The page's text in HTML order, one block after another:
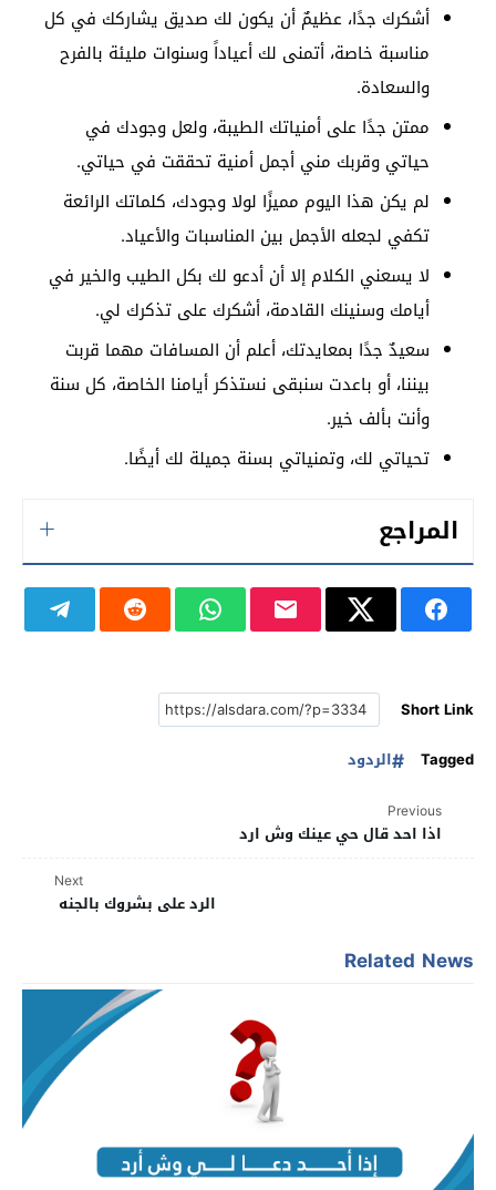
أشكرك جدًا، عظيمٌ أن يكون لك صديق يشاركك في كل
مناسبة خاصة، أتمنى لك أعياداً وسنوات مليئة بالفرح
والسعادة.
ممتن جدًا على أمنياتك الطيبة، ولعل وجودك في
حياتي وقربك مني أجمل أمنية تحققت في حياتي.
لم يكن هذا اليوم مميزًا لولا وجودك، كلماتك الرائعة
تكفي لجعله الأجمل بين المناسبات والأعياد.
لا يسعني الكلام إلا أن أدعو لك بكل الطيب والخير في
أيامك وسنينك القادمة، أشكرك على تذكرك لي.
سعيدٌ جدًا بمعايدتك، أعلم أن المسافات مهما قربت
بيننا، أو باعدت سنبقى نستذكر أيامنا الخاصة، كل سنة
وأنت بألف خير.
تحياتي لك، وتمنياتي بسنة جميلة لك أيضًا.
المراجع
Short Link
Tagged
الردود
Previous
اذا احد قال حي عينك وش ارد
Next
الرد على بشروك بالجنه
Related News